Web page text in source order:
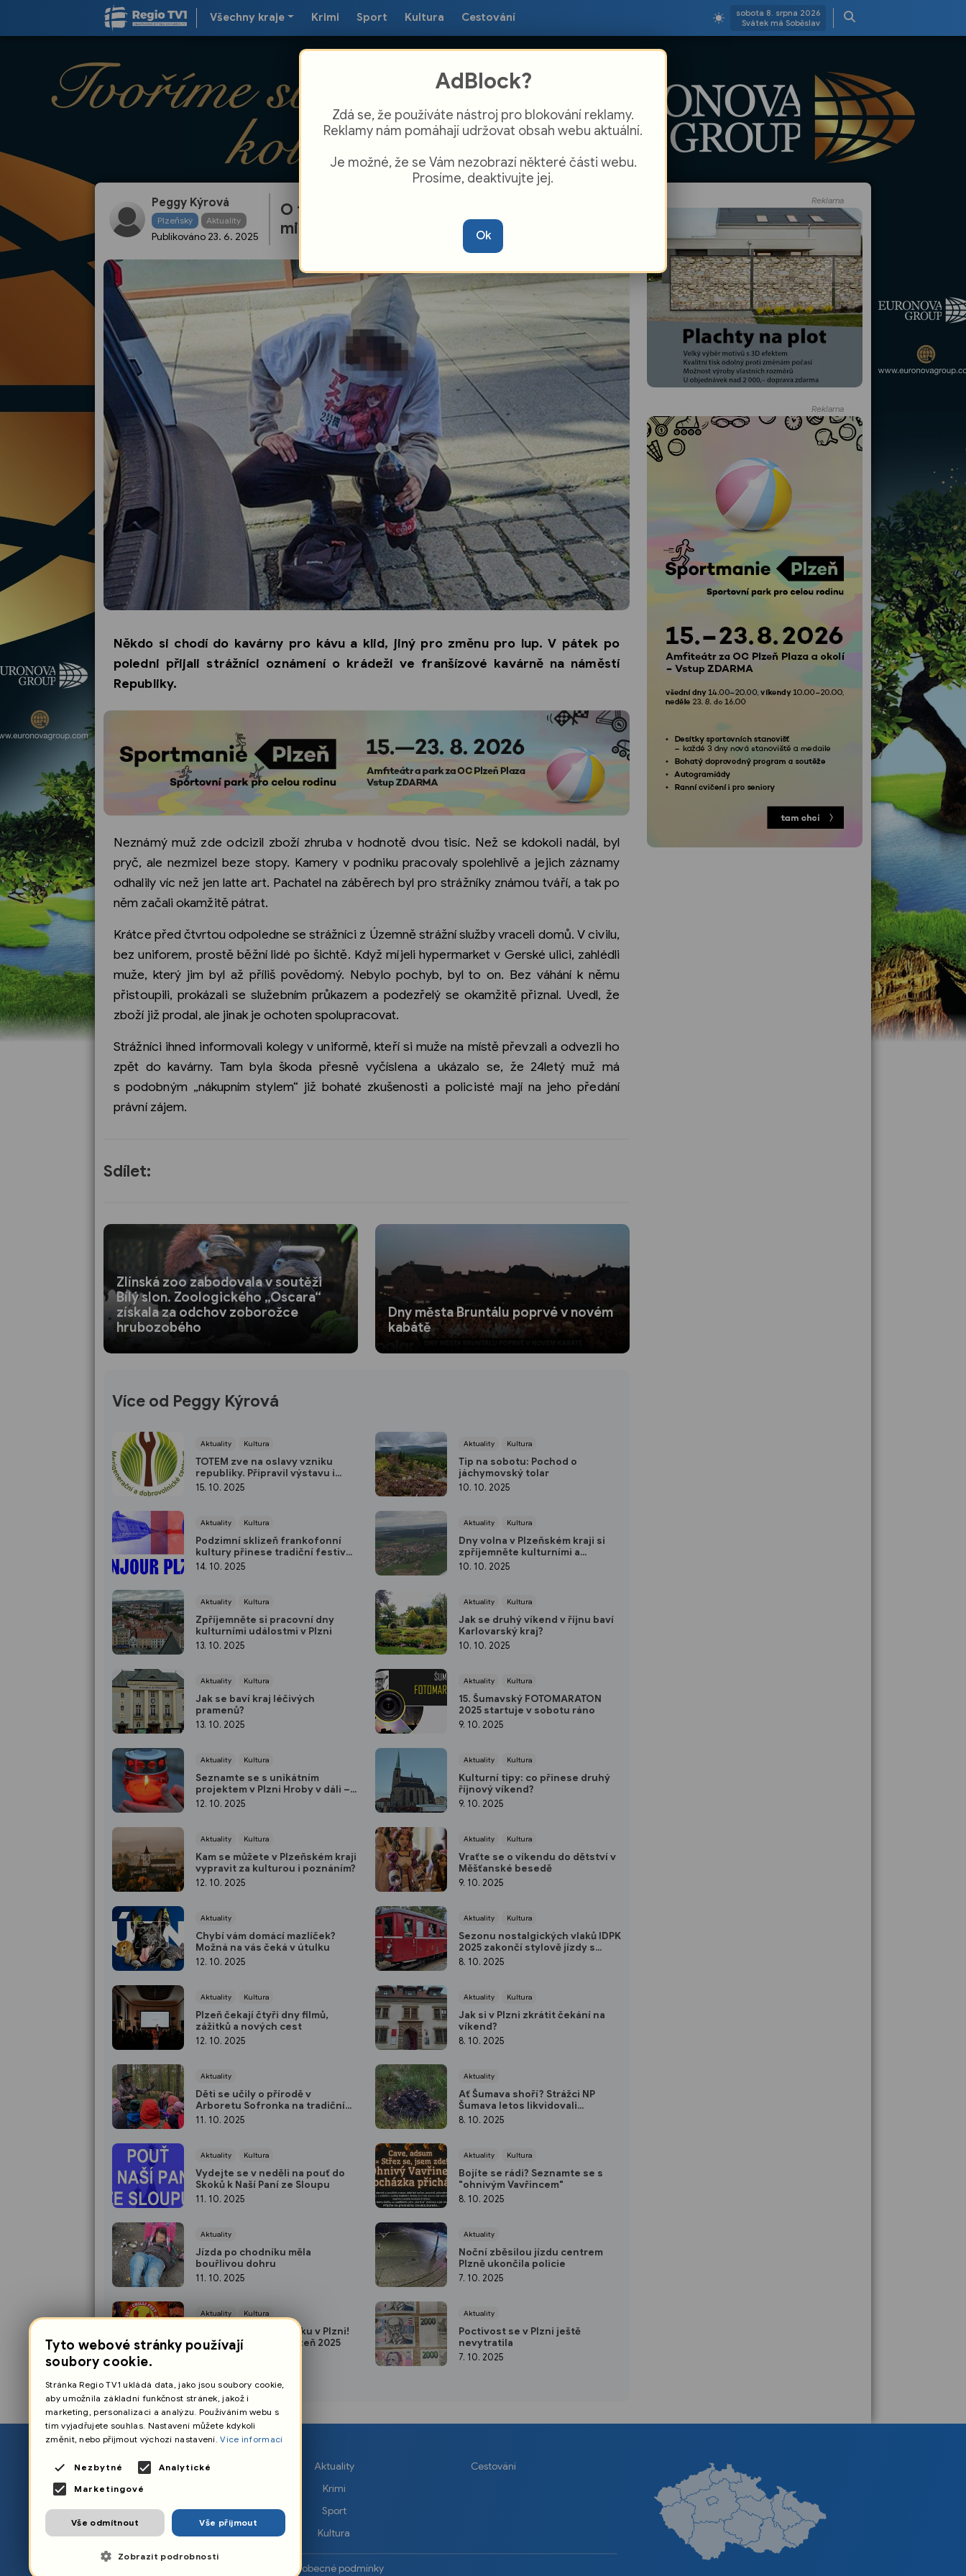
Všechny kraje Krimi Sport Kultura Cestování
sobota 8. srpna 2026
Svátek má Soběslav
Peggy Kýrová
Plzeňský Aktuality
Publikováno 23. 6. 2025
O tom, že krást se nemá, se přesvědčil i
milovník kávy
Někdo si chodí do kavárny pro kávu a klid, jiný pro změnu pro lup. V pátek po
poledni přijali strážníci oznámení o krádeži ve franšízové kavárně na náměstí
Republiky.
Neznámý muž zde odcizil zboží zhruba v hodnotě dvou tisíc. Než se kdokoli nadál, byl
pryč, ale nezmizel beze stopy. Kamery v podniku pracovaly spolehlivě a jejich záznamy
odhalily víc než jen latte art. Pachatel na záběrech byl pro strážníky známou tváří, a tak po
něm začali okamžitě pátrat.
Krátce před čtvrtou odpoledne se strážníci z Územně strážní služby vraceli domů. V civilu,
bez uniforem, prostě běžní lidé po šichtě. Když míjeli hypermarket v Gerské ulici, zahlédli
muže, který jim byl až příliš povědomý. Nebylo pochyb, byl to on. Bez váhání k němu
přistoupili, prokázali se služebním průkazem a podezřelý se okamžitě přiznal. Uvedl, že
zboží již prodal, ale jinak je ochoten spolupracovat.
Strážníci ihned informovali kolegy v uniformě, kteří si muže na místě převzali a odvezli ho
zpět do kavárny. Tam byla škoda přesně vyčíslena a ukázalo se, že 24letý muž má
s podobným „nákupním stylem“ již bohaté zkušenosti a policisté mají na jeho předání
právní zájem.
Sdílet:
Zlínská zoo zabodovala v soutěži
Bílý slon. Zoologického „Oscara“
získala za odchov zoborožce
hrubozobého
Dny města Bruntálu poprvé v novém
kabátě
Více od Peggy Kýrová
Aktuality Kultura
TOTEM zve na oslavy vzniku
republiky. Připravil výstavu i
tvořivou dílnu
15. 10. 2025
Aktuality Kultura
Podzimní sklizeň frankofonní
kultury přinese tradiční festival
Bonjour Plzeň
14. 10. 2025
Aktuality Kultura
Zpříjemněte si pracovní dny
kulturními událostmi v Plzni
13. 10. 2025
Aktuality Kultura
Jak se baví kraj léčivých
pramenů?
13. 10. 2025
Aktuality Kultura
Seznamte se s unikátním
projektem v Plzni Hroby v dáli –
Křížová cesta
12. 10. 2025
Aktuality Kultura
Kam se můžete v Plzeňském kraji
vypravit za kulturou i poznáním?
12. 10. 2025
Aktuality
Chybí vám domácí mazlíček?
Možná na vás čeká v útulku
12. 10. 2025
Aktuality Kultura
Plzeň čekají čtyři dny filmů,
zážitků a nových cest
12. 10. 2025
Aktuality
Děti se učily o přírodě v
Arboretu Sofronka na tradičním
Dni lesa
11. 10. 2025
Aktuality Kultura
Vydejte se v neděli na pouť do
Skoků k Naší Paní ze Sloupu
11. 10. 2025
Aktuality
Jízda po chodníku měla
bouřlivou dohru
11. 10. 2025
Aktuality Kultura
Nejostřejší sobota roku v Plzni!
Užijte si Chilli Fest Plzeň 2025
Aktuality Kultura
Tip na sobotu: Pochod o
jáchymovský tolar
10. 10. 2025
Aktuality Kultura
Dny volna v Plzeňském kraji si
zpříjemněte kulturními a
společenskými událostmi
10. 10. 2025
Aktuality Kultura
Jak se druhý víkend v říjnu baví
Karlovarský kraj?
10. 10. 2025
Aktuality Kultura
15. Šumavský FOTOMARATON
2025 startuje v sobotu ráno
9. 10. 2025
Aktuality Kultura
Kulturní tipy: co přinese druhý
říjnový víkend?
9. 10. 2025
Aktuality Kultura
Vraťte se o víkendu do dětství v
Měšťanské besedě
9. 10. 2025
Aktuality Kultura
Sezonu nostalgických vlaků IDPK
2025 zakončí stylově jízdy s
motorákem Hurvínek na
8. 10. 2025
Aktuality Kultura
Jak si v Plzni zkrátit čekání na
víkend?
8. 10. 2025
Aktuality
Ať Šumava shoří? Strážci NP
Šumava letos likvidovali
čtyřicítku nelegálních ohnišť!
8. 10. 2025
Aktuality Kultura
Bojíte se rádi? Seznamte se s
"ohnivým Vavřincem"
8. 10. 2025
Aktuality
Noční zběsilou jízdu centrem
Plzně ukončila policie
7. 10. 2025
Aktuality
Poctivost se v Plzni ještě
nevytratila
7. 10. 2025
Reklama
Reklama
O nás
Nastavení cookies
Ochrana osobních údajů
Zpracování osobních údajů
Aktuality
Krimi
Sport
Kultura
Cestování
Všeobecné podmínky
AdBlock?
Zdá se, že používáte nástroj pro blokování reklamy.
Reklamy nám pomáhají udržovat obsah webu aktuální.
Je možné, že se Vám nezobrazí některé části webu.
Prosíme, deaktivujte jej.
Ok
Tyto webové stránky používají
soubory cookie.
Stránka Regio TV1 ukládá data, jako jsou soubory cookie,
aby umožnila základní funkčnost stránek, jakož i
marketing, personalizaci a analýzu. Používáním webu s
tím vyjadřujete souhlas. Nastavení můžete kdykoli
změnit, nebo přijmout výchozí nastavení.Více informací
Nezbytné
Analytické
Marketingové
Vše přijmout
Vše odmítnout
Zobrazit podrobnosti